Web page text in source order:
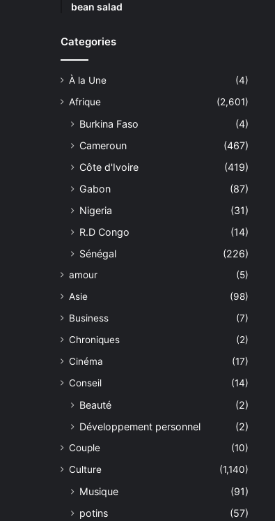
bean salad
Categories
À la Une
(4)
Afrique
(2,601)
Burkina Faso
(4)
Cameroun
(467)
Côte d'Ivoire
(419)
Gabon
(87)
Nigeria
(31)
R.D Congo
(14)
Sénégal
(226)
amour
(5)
Asie
(98)
Business
(7)
Chroniques
(2)
Cinéma
(17)
Conseil
(14)
Beauté
(2)
Développement personnel
(2)
Couple
(10)
Culture
(1,140)
Musique
(91)
potins
(57)